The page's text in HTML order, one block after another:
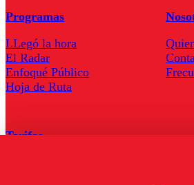
Programas
LLegó la hora
El Radar
Enfoqué Público
Hoja de Ruta
Tarifas